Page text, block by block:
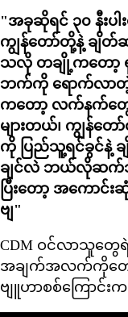
"အခုဆိုရင် ၃၀ နီးပ
ကျွန်တော်တို့နဲ့ ချိ
သလို တချို့ကတော့ ရု
ဘက်ကို ရောက်လာ
ကတော့ လက်နက်တွေ
များတယ်၊ ကျွန်
ကို ပြည်သူ့ရင်ခွင်နဲ့
ချင်လဲ ဘယ်လိုဆက်သွ
ပြီးတော့ အကောင်
ဗျ"
CDM ဝင်လာသူတွ
အချက်အလက်ကိုတေ
ဗျူဟာစစ်ကြောင်းက